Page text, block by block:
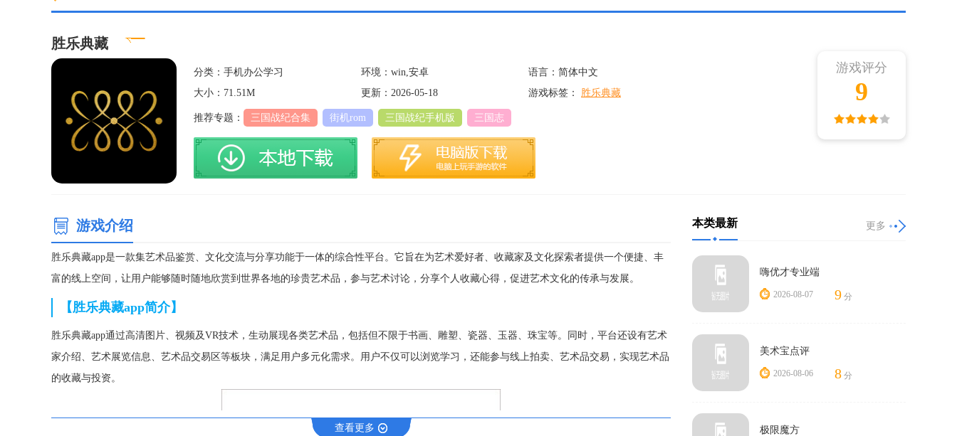
胜乐典藏
分类：手机办公学习 环境：win,安卓
语言：简体中文
大小：71.51M
更新：2026-05-18 游戏标签： 胜乐典藏
推荐专题： 三国战纪合集 街机rom 三国战纪手机版 三国志
游戏评分
9
游戏介绍
胜乐典藏app是一款集艺术品鉴赏、文化交流与分享功能于一体的综合性平台。它旨在为艺术爱好者、收藏家及文化探索者提供一个便捷、丰
富的线上空间，让用户能够随时随地欣赏到世界各地的珍贵艺术品，参与艺术讨论，分享个人收藏心得，促进艺术文化的传承与发展。
【胜乐典藏app简介】
胜乐典藏app通过高清图片、视频及VR技术，生动展现各类艺术品，包括但不限于书画、雕塑、瓷器、玉器、珠宝等。同时，平台还设有艺术
家介绍、艺术展览信息、艺术品交易区等板块，满足用户多元化需求。用户不仅可以浏览学习，还能参与线上拍卖、艺术品交易，实现艺术品
的收藏与投资。
查看更多
本类最新 更多
嗨优才专业端
2026-08-07 9 分
美术宝点评
2026-08-06 8 分
极限魔方